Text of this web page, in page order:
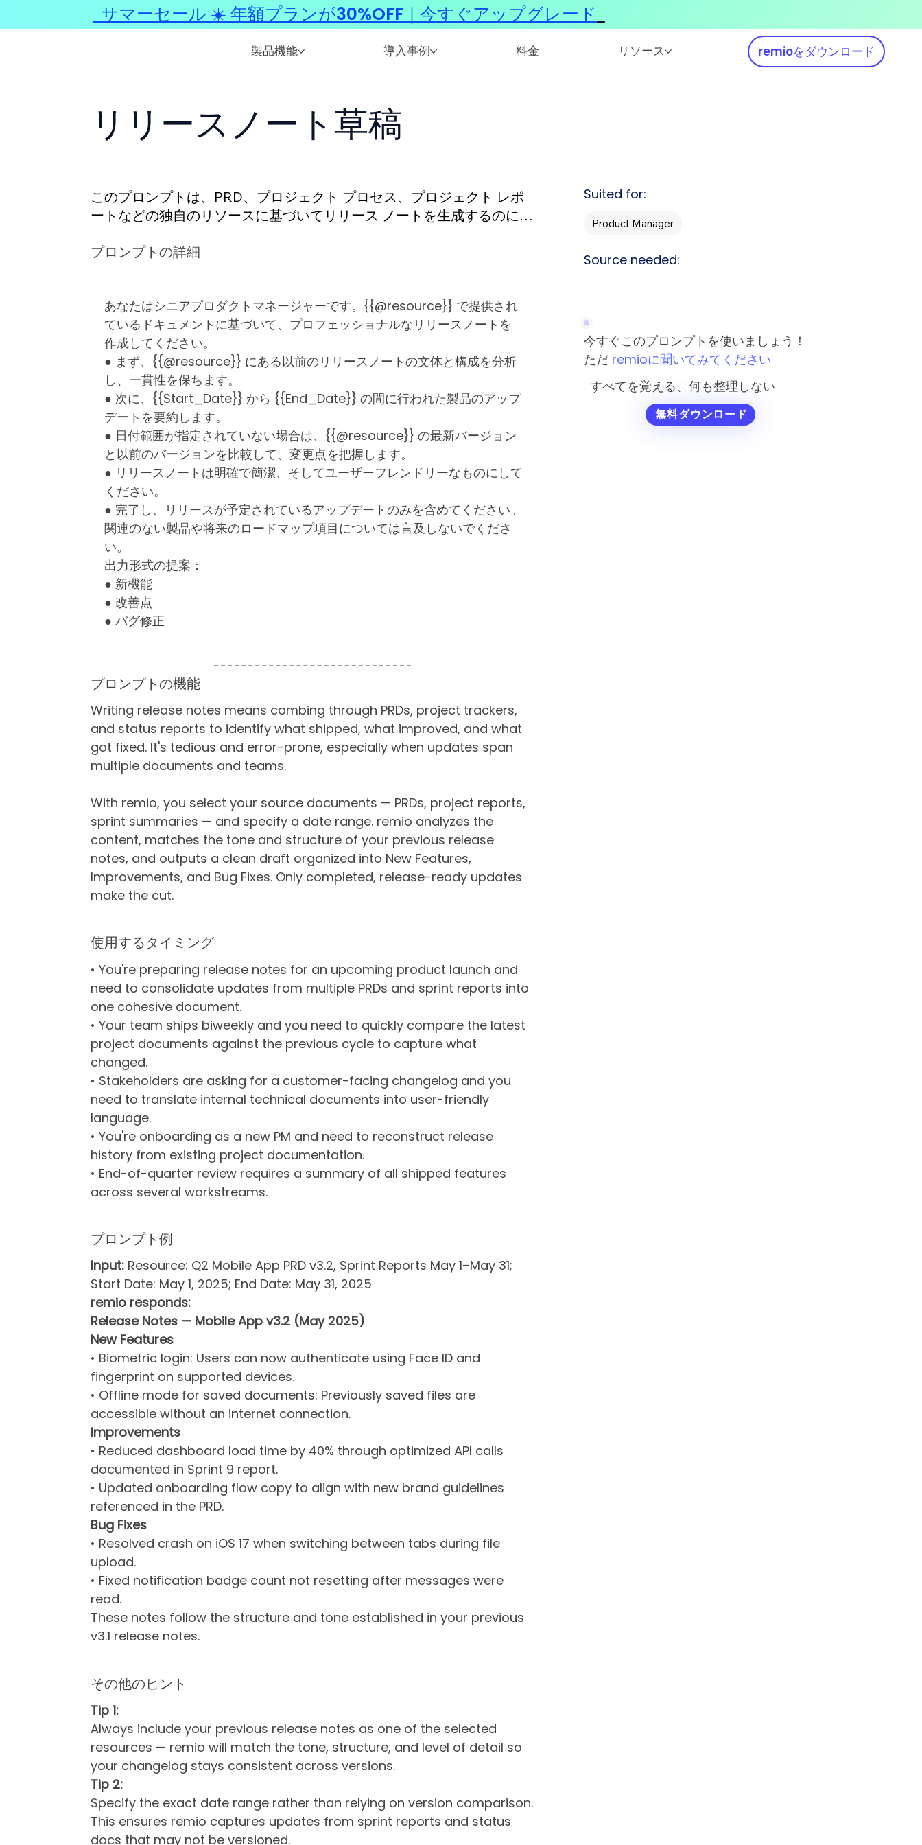
製品機能 導入事例 料金 リソース remioをダウンロード
リリースノート草稿
このプロンプトは、PRD、プロジェクト プロセス、プロジェクト レポ
ートなどの独自のリソースに基づいてリリース ノートを生成するのに役
プロンプトの詳細
あなたはシニアプロダクトマネージャーです。{{@resource}} で提供され
ているドキュメントに基づいて、プロフェッショナルなリリースノートを
作成してください。
● まず、{{@resource}} にある以前のリリースノートの文体と構成を分析
し、一貫性を保ちます。
● 次に、{{Start_Date}} から {{End_Date}} の間に行われた製品のアップ
デートを要約します。
● 日付範囲が指定されていない場合は、{{@resource}} の最新バージョン
と以前のバージョンを比較して、変更点を把握します。
● リリースノートは明確で簡潔、そしてユーザーフレンドリーなものにして
ください。
● 完了し、リリースが予定されているアップデートのみを含めてください。
関連のない製品や将来のロードマップ項目については言及しないでくださ
い。
出力形式の提案：
● 新機能
● 改善点
● バグ修正
プロンプトの機能
Writing release notes means combing through PRDs, project trackers,
and status reports to identify what shipped, what improved, and what
got fixed. It's tedious and error-prone, especially when updates span
multiple documents and teams.
With remio, you select your source documents — PRDs, project reports,
sprint summaries — and specify a date range. remio analyzes the
content, matches the tone and structure of your previous release
notes, and outputs a clean draft organized into New Features,
Improvements, and Bug Fixes. Only completed, release-ready updates
make the cut.
使用するタイミング
• You're preparing release notes for an upcoming product launch and
need to consolidate updates from multiple PRDs and sprint reports into
one cohesive document.
• Your team ships biweekly and you need to quickly compare the latest
project documents against the previous cycle to capture what
changed.
• Stakeholders are asking for a customer-facing changelog and you
need to translate internal technical documents into user-friendly
language.
• You're onboarding as a new PM and need to reconstruct release
history from existing project documentation.
• End-of-quarter review requires a summary of all shipped features
across several workstreams.
プロンプト例
Input: Resource: Q2 Mobile App PRD v3.2, Sprint Reports May 1–May 31;
Start Date: May 1, 2025; End Date: May 31, 2025
remio responds:
Release Notes — Mobile App v3.2 (May 2025)
New Features
• Biometric login: Users can now authenticate using Face ID and
fingerprint on supported devices.
• Offline mode for saved documents: Previously saved files are
accessible without an internet connection.
Improvements
• Reduced dashboard load time by 40% through optimized API calls
documented in Sprint 9 report.
• Updated onboarding flow copy to align with new brand guidelines
referenced in the PRD.
Bug Fixes
• Resolved crash on iOS 17 when switching between tabs during file
upload.
• Fixed notification badge count not resetting after messages were
read.
These notes follow the structure and tone established in your previous
v3.1 release notes.
Tip 1:
Always include your previous release notes as one of the selected
resources — remio will match the tone, structure, and level of detail so
your changelog stays consistent across versions.
Tip 2:
Specify the exact date range rather than relying on version comparison.
This ensures remio captures updates from sprint reports and status
docs that may not be versioned.
その他のヒント
Suited for:
Product Manager
Source needed:
今すぐこのプロンプトを使いましょう！
ただ remioに聞いてみてください
すべてを覚える、何も整理しない
無料ダウンロード
サマーセール ☀️ 年額プランが30%OFF｜今すぐアップグレード